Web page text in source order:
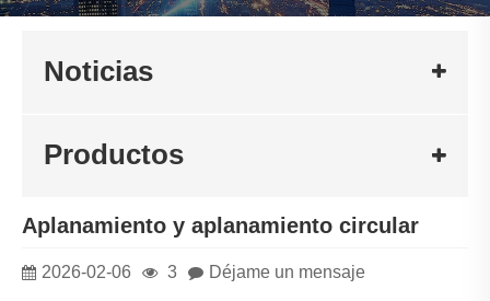
Noticias
Productos
Aplanamiento y aplanamiento circular
2026-02-06 3 Déjame un mensaje